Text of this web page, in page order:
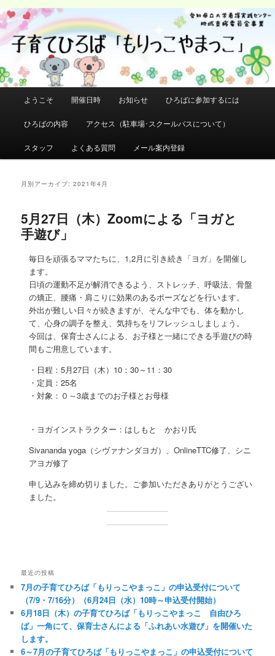
メ
イ
ン
ン
テ
サ
ブ
コ
テ
ン
検
ュ
ようこそ 開催日時 お知らせ ひろばに参加するには
ひろばの内容 アクセス（駐車場･スクールバスについて）
スタッフ よくある質問 メール案内登録
月別アーカイブ:2021年4月
5月27日（木）Zoomによる「ヨガと
手遊び」
毎日を頑張るママたちに、1,2月に引き続き「ヨガ」を開催し
ます。
日頃の運動不足が解消できるよう、ストレッチ、呼吸法、骨盤
の矯正、腰痛・肩こりに効果のあるポーズなどを行います。
外出が難しい日々が続きますが、そんな中でも、体を動かし
て、心身の調子を整え、気持ちをリフレッシュしましょう。
今回は、保育士さんによる、お子様と一緒にできる手遊びの時
間もご用意しています。
・日程：5月27日（木）10：30～11：30
・定員：25名
・対象：０～3歳までのお子様とお母様
・ヨガインストラクター：はしもと かおり氏
Sivananda yoga（シヴァナンダヨガ）、OnlineTTC修了、シニ
アヨガ修了
申し込みを締め切りました。ご参加いただきありがとうござい
ました。
最近の投稿
7月の子育てひろば「もりっこやまっこ」の申込受付について
（7/9・7/16分）（6月24日（水）10時～申込受付開始）
6月18日（木）の子育てひろば「もりっこやまっこ 自由ひろ
ば」一角にて、保育士さんによる「ふれあい水遊び」を開催いた
します。
6～7月の子育てひろば「もりっこやまっこ」の申込受付について